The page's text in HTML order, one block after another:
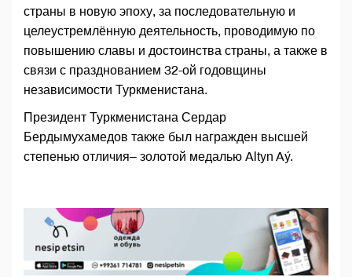
страны в новую эпоху, за последовательную и
целеустремлённую деятельность, проводимую по
повышению славы и достоинства страны, а также в
связи с празднованием 32-ой годовщины
независимости Туркменистана.
Президент Туркменистана Сердар
Бердымухамедов также был награжден высшей
степенью отличия– золотой медалью Altyn Aý.